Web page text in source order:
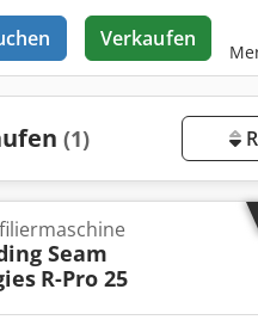
Verkaufen
(1)
Seam
R-Pro 25